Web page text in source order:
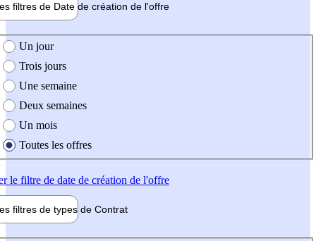
filtres de Date de création de l'offre
création de l'offre
Un jour
Trois jours
Une semaine
Deux semaines
Un mois
Toutes les offres
le filtre de date de création de l'offre
filtres de types de Contrat